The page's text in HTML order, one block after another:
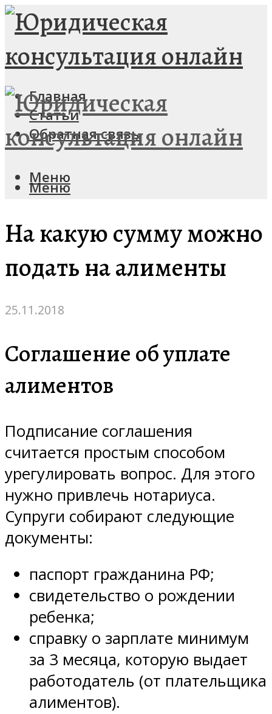
Главная
Статьи
Обратная связь
Меню
Меню
На какую сумму можно
подать на алименты
25.11.2018
Соглашение об уплате
алиментов
Подписание соглашения
считается простым способом
урегулировать вопрос. Для этого
нужно привлечь нотариуса.
Супруги собирают следующие
документы:
паспорт гражданина РФ;
свидетельство о рождении
ребенка;
справку о зарплате минимум
за 3 месяца, которую выдает
работодатель (от плательщика
алиментов).